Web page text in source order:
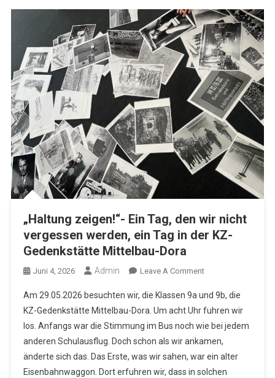
„Haltung zeigen!“- Ein Tag, den wir nicht
vergessen werden, ein Tag in der KZ-
Gedenkstätte Mittelbau-Dora
Juni 4, 2026 Admin Leave A CommentOn
Zeigen!“-
Ein
Tag,
Den
Wir
Nicht
Am 29.05.2026 besuchten wir, die Klassen 9a und 9b, die
KZ-Gedenkstätte Mittelbau-Dora. Um acht Uhr fuhren wir
los. Anfangs war die Stimmung im Bus noch wie bei jedem
anderen Schulausflug. Doch schon als wir ankamen,
änderte sich das. Das Erste, was wir sahen, war ein alter
Eisenbahnwaggon. Dort erfuhren wir, dass in solchen